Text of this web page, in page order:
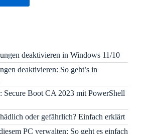
deaktivieren in Windows 11/10
deaktivieren: So geht’s in
Secure Boot CA 2023 mit PowerShell
oder gefährlich? Einfach erklärt
PC verwalten: So geht es einfach